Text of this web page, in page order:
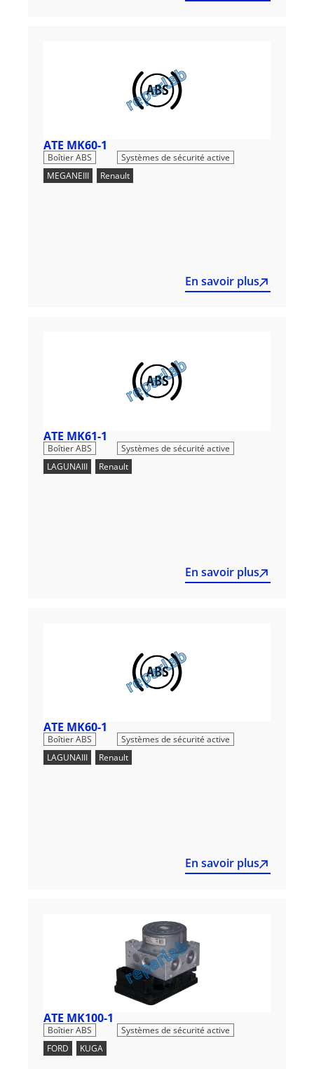
ATE MK60-1
Boîtier ABS
Systèmes de sécurité active
MEGANEIII
Renault
En savoir plus
ATE MK61-1
Boîtier ABS
Systèmes de sécurité active
LAGUNAIII
Renault
En savoir plus
ATE MK60-1
Boîtier ABS
Systèmes de sécurité active
LAGUNAIII
Renault
En savoir plus
ATE MK100-1
Boîtier ABS
Systèmes de sécurité active
FORD
KUGA